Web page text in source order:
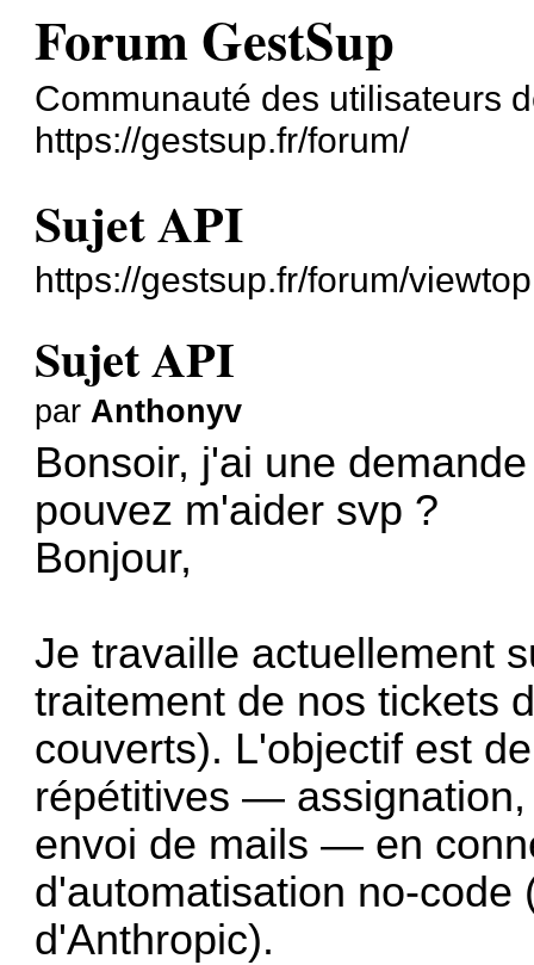
Forum GestSup
Communauté des utilisateurs
https://gestsup.fr/forum/
Sujet API
https://gestsup.fr/forum/
Sujet API
par Anthonyv
Bonsoir, j'ai une
pouvez m'aider svp ?
Bonjour,
Je travaille actuellement
traitement de nos tickets
couverts). L'objectif est
répétitives —
envoi de mails — en
d'automatisation no-code
d'Anthropic).